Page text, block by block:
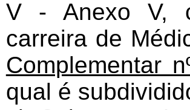
V - Anexo V,
carreira de
Complementar
qual é